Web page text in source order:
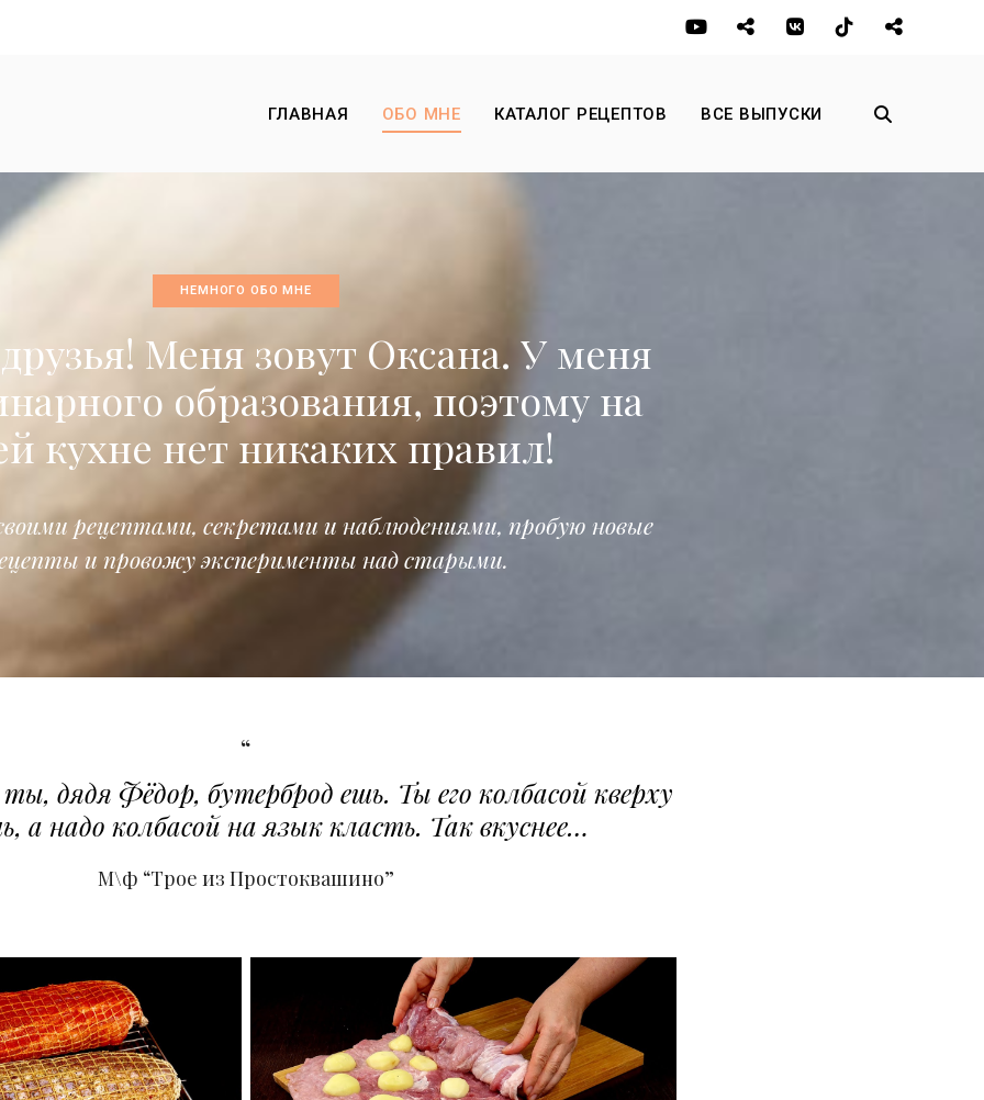
ГЛАВНАЯ ОБО МНЕ КАТАЛОГ РЕЦЕПТОВ ВСЕ ВЫПУСКИ
НЕМНОГО ОБО МНЕ
Меня зовут Оксана. У меня
образования, поэтому на
кухне нет никаких правил!
рецептами, секретами и наблюдениями, пробую новые
и провожу эксперименты над старыми.
дядя Фёдор, бутерброд ешь. Ты его колбасой кверху
а надо колбасой на язык класть. Так вкуснее…
М\ф “Трое из Простоквашино”